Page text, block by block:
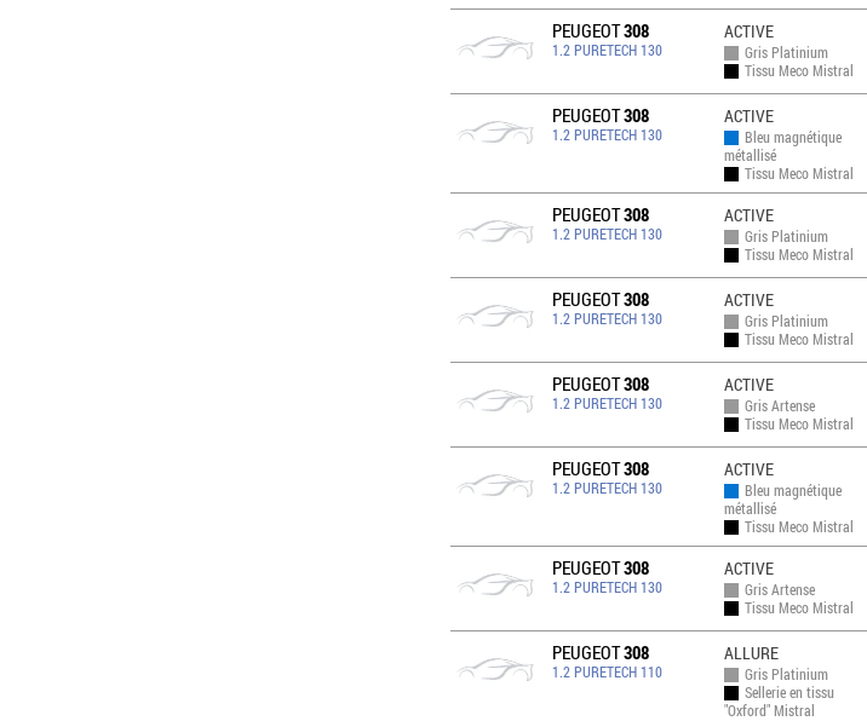
PEUGEOT308
1.2 PURETECH 130
ACTIVE
Gris Platinium
Tissu Meco Mistral
PEUGEOT308
1.2 PURETECH 130
ACTIVE
Bleu magnétique
métallisé
Tissu Meco Mistral
PEUGEOT308
1.2 PURETECH 130
ACTIVE
Gris Platinium
Tissu Meco Mistral
PEUGEOT308
1.2 PURETECH 130
ACTIVE
Gris Platinium
Tissu Meco Mistral
PEUGEOT308
1.2 PURETECH 130
ACTIVE
Gris Artense
Tissu Meco Mistral
PEUGEOT308
1.2 PURETECH 130
ACTIVE
Bleu magnétique
métallisé
Tissu Meco Mistral
PEUGEOT308
1.2 PURETECH 130
ACTIVE
Gris Artense
Tissu Meco Mistral
PEUGEOT308
1.2 PURETECH 110
ALLURE
Gris Platinium
Sellerie en tissu
"Oxford" Mistral